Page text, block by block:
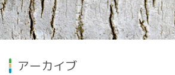
アーカイブ